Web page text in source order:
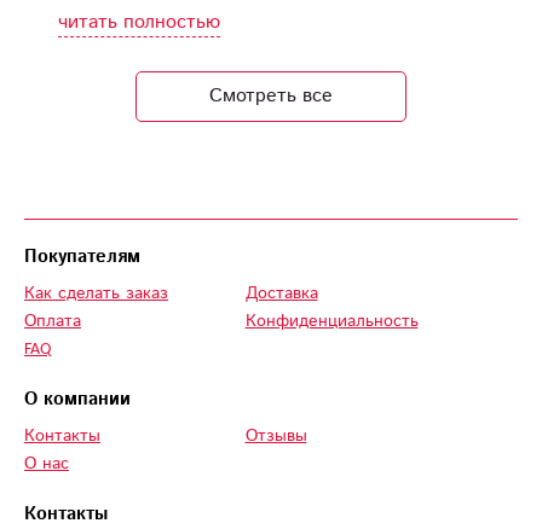
цене и
своевременная
доставка прямо в
читать полностью
Смотреть все
Контакты
Покупателям
Как сделать заказ
Оплата
FAQ
Доставка
Конфиденциальность
О компании
Контакты
О нас
Отзывы